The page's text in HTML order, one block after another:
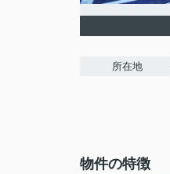
所在地
物件の特徴